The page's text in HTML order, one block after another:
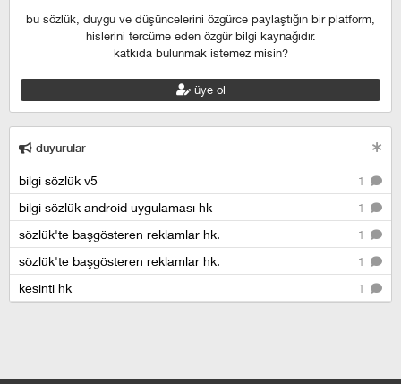
bu sözlük, duygu ve düşüncelerini özgürce paylaştığın bir platform,
hislerini tercüme eden özgür bilgi kaynağıdır.
katkıda bulunmak istemez misin?
üye ol
duyurular
1
bilgi sözlük v5
1
bilgi sözlük android uygulaması hk
1
sözlük'te başgösteren reklamlar hk.
1
sözlük'te başgösteren reklamlar hk.
1
kesinti hk